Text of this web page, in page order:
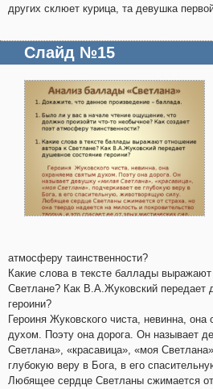
других склюет курица, та девушка
Слайд №15
атмосферу таинственности?
Какие слова в тексте баллады
Светлане? Как В.А.Жуковский передает
героини?
Героиня Жуковского чиста, невинна,
духом. Поэту она дорога. Он называет
Светлана», «красавица», «моя
глубокую веру в Бога, в его
Любящее сердце Светланы сжимается